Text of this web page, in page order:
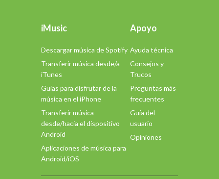
iMusic
Descargar música de Spotify
Transferir música desde/a
iTunes
Guías para disfrutar de la
música en el iPhone
Transferir música
desde/hacia el dispositivo
Android
Aplicaciones de música para
Android/iOS
Apoyo
Ayuda técnica
Consejos y
Trucos
Preguntas más
frecuentes
Guía del
usuario
Opiniones